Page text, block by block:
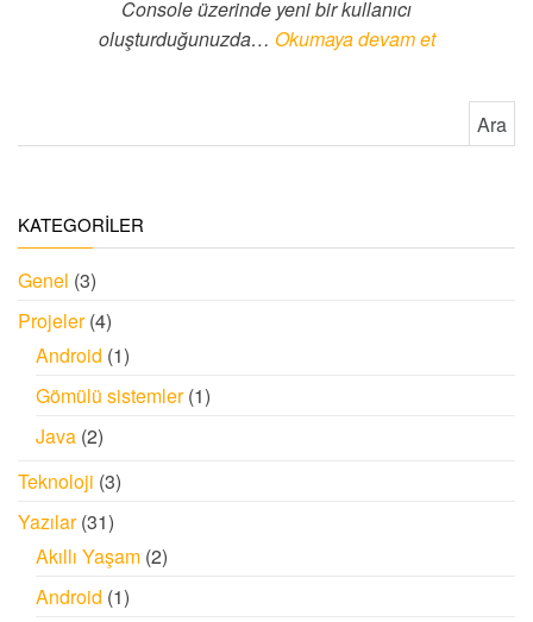
Console üzerinde yeni bir kullanıcı
oluşturduğunuzda… Okumaya devam et
KATEGORİLER
Genel (3)
Projeler(4)
Android (1)
Gömülü sistemler(1)
Java (2)
Teknoloji (3)
Yazılar(31)
Akıllı Yaşam (2)
Android (1)